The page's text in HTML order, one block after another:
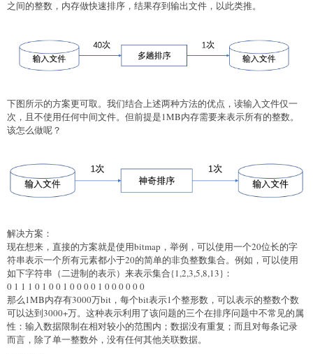
之间的整数，内存做快速排序，结果存到输出文件，以此类推。
下图所示的方案更可取。我们结合上述两种方法的优点，读输入文件仅一
次，且不使用任何中间文件。但前提是1MB内存需要来表示所有的整数。
该怎么做呢？
解决方案：
现在想来，直接的方案就是使用bitmap，举例，可以使用一个20位长的字
符串表示一个所有元素都小于20的简单的非负整数集合。例如，可以使用
如下字符串（二进制的表示）来表示集合{1,2,3,5,8,13}：
0 1 1 1 0 1 0 0 1 0 0 0 0 1 0 0 0 0 0 0
那么1MB内存有3000万bit，每个bit表示1个整形数，可以表示的整数个数
可以达到3000+万。这种表示利用了该问题的三个在排序问题中不常见的属
性：输入数据限制在相对较小的范围内；数据没有重复；而且对每条记录
而言，除了单一整数外，没有任何其他关联数据。